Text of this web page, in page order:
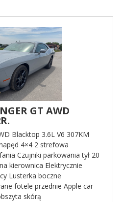
GT AWD
Blacktop 3.6L V6 307KM
4×4 2 strefowa
Czujniki parkowania tył 20
kierownica Elektrycznie
Lusterka boczne
fotele przednie Apple car
skórą